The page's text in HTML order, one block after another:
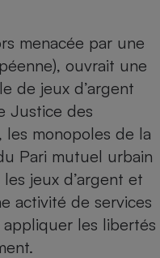
menacée par une
ouvrait une
de jeux d’argent
Justice des
les monopoles de la
Pari mutuel urbain
jeux d’argent et
activité de services
les libertés
Complément
alimentaire
bouteille
Assurance emprunteur
Banque
Lave-linge
Téléviseur
Matelas
Mutuelle
Antimoustique